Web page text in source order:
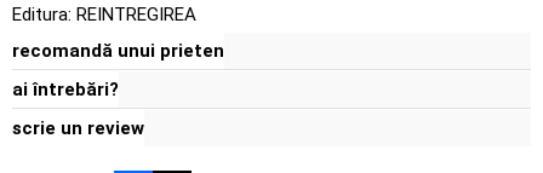
Editura: REINTREGIREA
recomandă unui prieten
ai întrebări?
scrie un review